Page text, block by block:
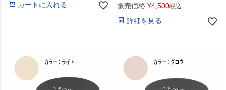
カートに入れる 販売価格 ¥4,500税込
詳細を見る